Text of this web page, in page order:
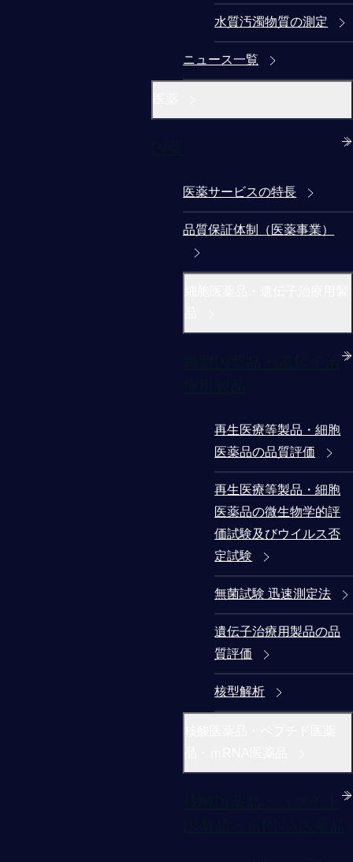
水質汚濁物質の測定
ニュース一覧
医薬サービスの特長
品質保証体制（医薬事業）
再生医療等製品・細胞
医薬品の品質評価
再生医療等製品・細胞
医薬品の微生物学的評
価試験及びウイルス否
定試験
無菌試験 迅速測定法
遺伝子治療用製品の品
質評価
核型解析